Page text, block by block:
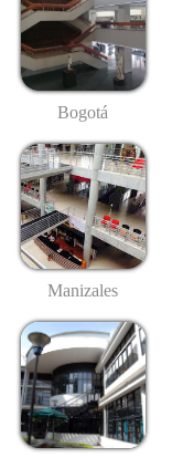
Bogotá
Manizales